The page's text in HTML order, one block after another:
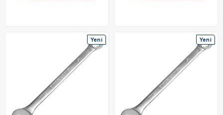
Yeni
Ürün
Yeni
Ürün